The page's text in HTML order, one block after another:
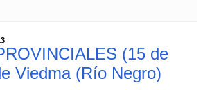
(15 de
Viedma (Río Negro)